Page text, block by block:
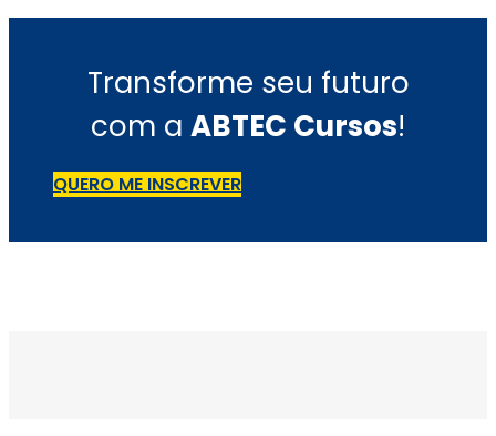
Transforme seu futuro
com a ABTEC Cursos!
QUERO ME INSCREVER